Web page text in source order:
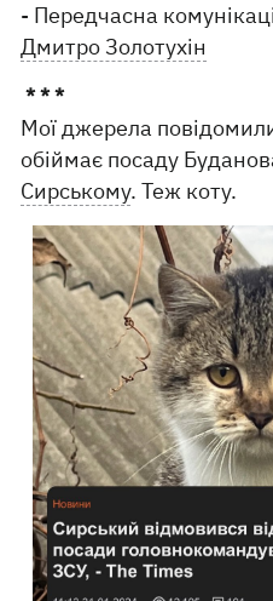
- Передчасна
Дмитро Золотухін
* * *
Мої джерела
обіймає посаду
Сирському. Теж коту.